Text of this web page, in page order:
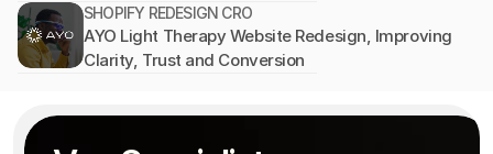
SHOPIFY REDESIGN CRO
AYO Light Therapy Website Redesign, Improving
Clarity, Trust and Conversion